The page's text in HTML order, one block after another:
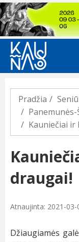
Previous
Pradžia
Kauniečiai ir
draugai!
Atnaujinta: 2021-03-
Džiaugiamės